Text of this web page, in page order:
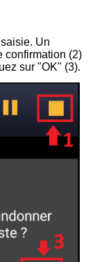
Un
confirmation (2)
sur "OK" (3).